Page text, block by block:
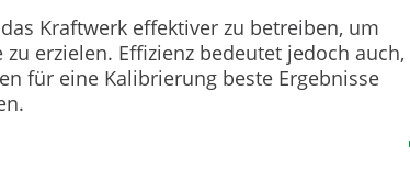
Kraftwerk effektiver zu betreiben, um
erzielen. Effizienz bedeutet jedoch auch,
für eine Kalibrierung beste Ergebnisse